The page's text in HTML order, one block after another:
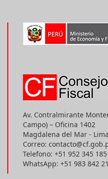
Av. Contralmirante
Campo) – Oficina 1402
Magdalena del Mar -
Correo:
Telefono: +51 952 345 185
WhatsApp: +51 983 842